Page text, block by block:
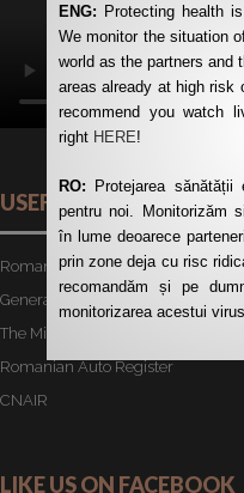
USEFUL LINKS
Romanian Road Authority
General Customs Directorate
The Ministry of Transport
Romanian Auto Register
CNAIR
LIKE US ON FACEBOOK
ENG: Protecting health
We monitor the situation
world as the partners and
areas already at high risk
recommend you watch
right HERE!
RO: Protejarea
pentru noi. Monitorizăm
în lume deoarece
prin zone deja cu risc
recomandăm și pe
monitorizarea acestui